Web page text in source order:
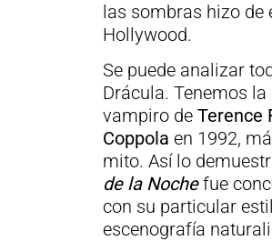
las sombras hizo de
Hollywood.
Se puede analizar
Drácula. Tenemos
vampiro de Terence
Coppola en 1992,
mito. Así lo
de la Nochefue
con su particular
escenografía